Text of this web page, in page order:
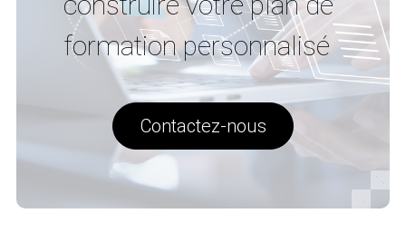
formation personnalisé
Contactez-nous